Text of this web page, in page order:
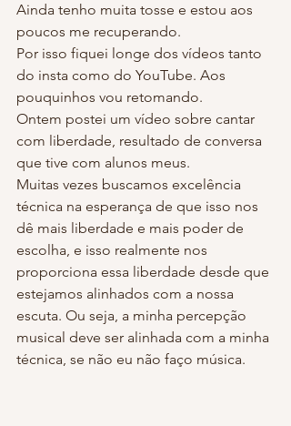
Ainda tenho muita tosse e estou aos
poucos me recuperando.
Por isso fiquei longe dos vídeos tanto
do insta como do YouTube. Aos
pouquinhos vou retomando.
Ontem postei um vídeo sobre cantar
com liberdade, resultado de conversa
que tive com alunos meus.
Muitas vezes buscamos excelência
técnica na esperança de que isso nos
dê mais liberdade e mais poder de
escolha, e isso realmente nos
proporciona essa liberdade desde que
estejamos alinhados com a nossa
escuta. Ou seja, a minha percepção
musical deve ser alinhada com a minha
técnica, se não eu não faço música.